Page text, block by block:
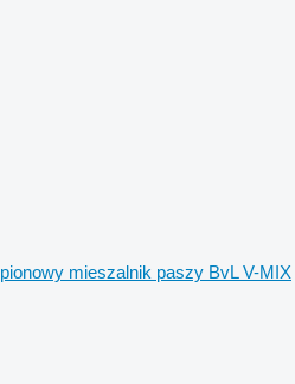
pionowy mieszalnik paszy BvL V-MIX